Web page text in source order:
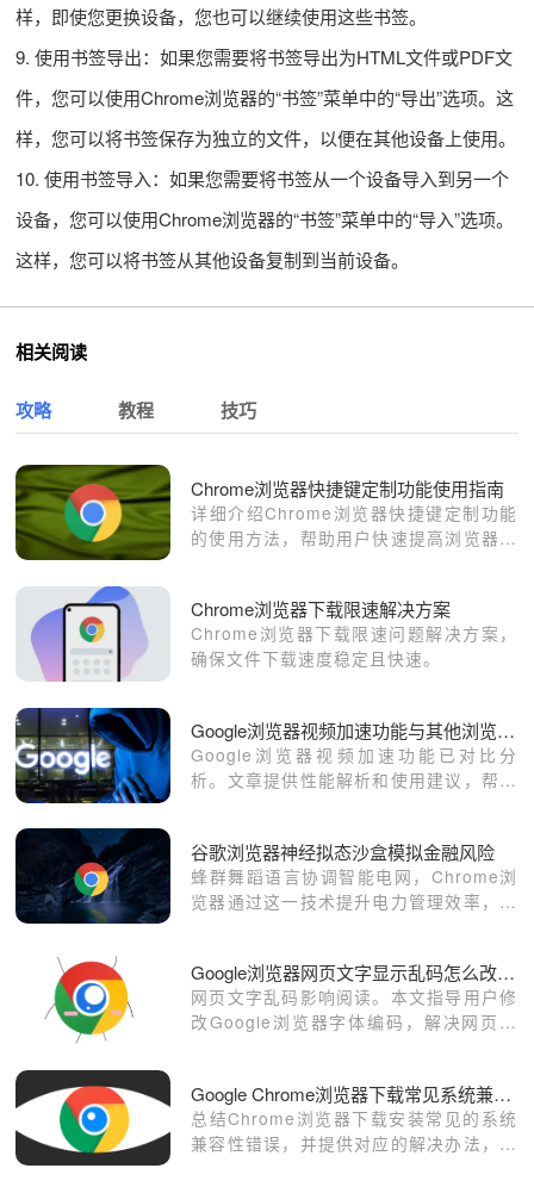
样，即使您更换设备，您也可以继续使用这些书签。
9. 使用书签导出：如果您需要将书签导出为HTML文件或PDF文
件，您可以使用Chrome浏览器的“书签”菜单中的“导出”选项。这
样，您可以将书签保存为独立的文件，以便在其他设备上使用。
10. 使用书签导入：如果您需要将书签从一个设备导入到另一个
设备，您可以使用Chrome浏览器的“书签”菜单中的“导入”选项。
这样，您可以将书签从其他设备复制到当前设备。
相关阅读
攻略 教程 技巧
Chrome浏览器快捷键定制功能使用指南
详细介绍Chrome浏览器快捷键定制功能
的使用方法，帮助用户快速提高浏览器操
Chrome浏览器下载限速解决方案
Chrome浏览器下载限速问题解决方案，
确保文件下载速度稳定且快速。
Google浏览器视频加速功能与其他浏览器相比如何
Google浏览器视频加速功能已对比分
析。文章提供性能解析和使用建议，帮助
谷歌浏览器神经拟态沙盒模拟金融风险
蜂群舞蹈语言协调智能电网，Chrome浏
览器通过这一技术提升电力管理效率，实
Google浏览器网页文字显示乱码怎么改字体编码
网页文字乱码影响阅读。本文指导用户修
改Google浏览器字体编码，解决网页乱
Google Chrome浏览器下载常见系统兼容性问题
总结Chrome浏览器下载安装常见的系统
兼容性错误，并提供对应的解决办法，确